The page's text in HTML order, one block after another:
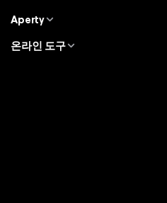
기능
전문가 도구
iPhone용 Luminar
Aperty
개요
온라인 도구